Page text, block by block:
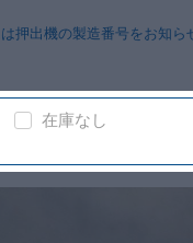
押出機の製造番号をお知ら
在庫なし